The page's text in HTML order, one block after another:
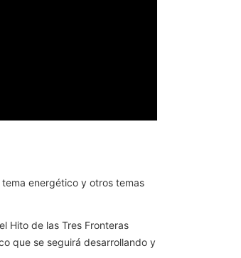
energético y otros temas
Hito de las Tres Fronteras
que se seguirá desarrollando y